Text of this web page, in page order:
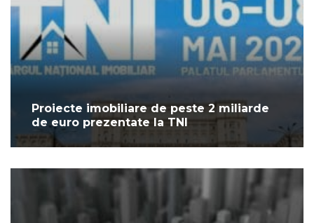
Proiecte imobiliare de peste 2 miliarde
de euro prezentate la TNI